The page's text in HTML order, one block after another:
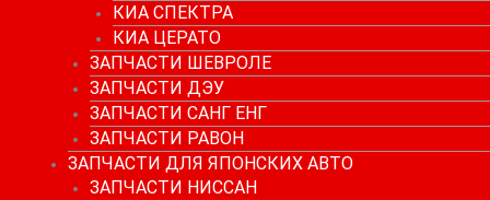
КИА СПЕКТРА
КИА ЦЕРАТО
ЗАПЧАСТИ ШЕВРОЛЕ
ЗАПЧАСТИ ДЭУ
ЗАПЧАСТИ САНГ ЕНГ
ЗАПЧАСТИ РАВОН
ЗАПЧАСТИ ДЛЯ ЯПОНСКИХ АВТО
ЗАПЧАСТИ НИССАН